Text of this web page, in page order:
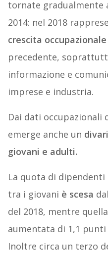
tornate gradualmente
2014: nel 2018
crescita occupazionale
precedente,
informazione e
imprese e industria.
Dai dati occupazionali
emerge anche un
giovani e adulti.
La quota di dipendenti
tra i giovani è scesa
del 2018, mentre
aumentata di 1,1
Inoltre circa un terzo